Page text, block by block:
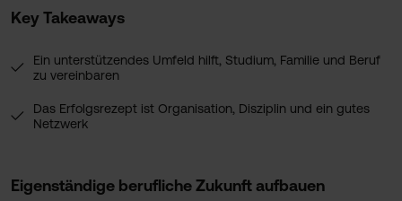
Key Takeaways
✓
Ein unterstützendes Umfeld hilft, Studium, Familie und Beruf
zu vereinbaren
✓
Das Erfolgsrezept ist Organisation, Disziplin und ein gutes
Netzwerk
✓ Mut zu Veränderung wird belohnt
Eigenständige berufliche Zukunft aufbauen